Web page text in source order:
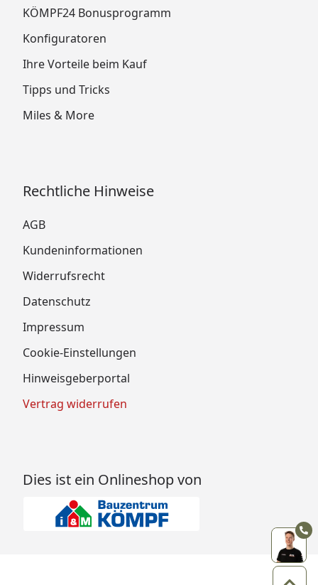
KÖMPF24 Bonusprogramm
Konfiguratoren
Ihre Vorteile beim Kauf
Tipps und Tricks
Miles & More
Rechtliche Hinweise
AGB
Kundeninformationen
Widerrufsrecht
Datenschutz
Impressum
Cookie-Einstellungen
Hinweisgeberportal
Vertrag widerrufen
Dies ist ein Onlineshop von